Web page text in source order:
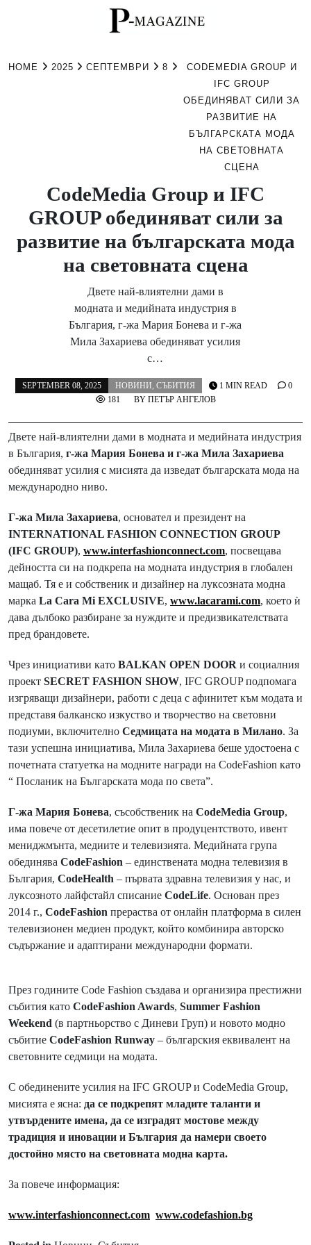
HOME 2025 СЕПТЕМВРИ 8
CODEMEDIA GROUP И
IFC GROUP
ОБЕДИНЯВАТ СИЛИ ЗА
РАЗВИТИЕ НА
БЪЛГАРСКАТА МОДА
НА СВЕТОВНАТА
СЦЕНА
CodeMedia Group и IFC
GROUP обединяват сили за
развитие на българската мода
на световната сцена
Двете най-влиятелни дами в
модната и медийната индустрия в
България, г-жа Мария Бонева и г-жа
Мила Захариева обединяват усилия
с…
SEPTEMBER 08, 2025 НОВИНИ, СЪБИТИЯ
BY ПЕТЪР АНГЕЛОВ
1 MIN READ
0
181
Двете най-влиятелни дами в модната и медийната индустрия
в България, г-жа Мария Бонева и г-жа Мила Захариева
обединяват усилия с мисията да изведат българската мода на
международно ниво.
Г-жа Мила Захариева, основател и президент на
INTERNATIONAL FASHION CONNECTION GROUP
(IFC GROUP), www.interfashionconnect.com, посвещава
дейността си на подкрепа на модната индустрия в глобален
мащаб. Тя е и собственик и дизайнер на луксозната модна
марка La Cara Mi EXCLUSIVE, www.lacarami.com, което ѝ
дава дълбоко разбиране за нуждите и предизвикателствата
пред брандовете.
Чрез инициативи като BALKAN OPEN DOOR и социалния
проект SECRET FASHION SHOW, IFC GROUP подпомага
изгряващи дизайнери, работи с деца с афинитет към модата и
представя балканско изкуство и творчество на световни
подиуми, включително Седмицата на модата в Милано. За
тази успешна инициатива, Мила Захариева беше удостоена с
почетната статуетка на модните награди на CodeFashion като
“ Посланик на Българската мода по света”.
Г-жа Мария Бонева, съсобственик на CodeMedia Group,
има повече от десетилетие опит в продуцентството, ивент
мениджмънта, медиите и телевизията. Медийната група
обединява CodeFashion – единствената модна телевизия в
България, CodeHealth – първата здравна телевизия у нас, и
луксозното лайфстайл списание CodeLife. Основан през
2014 г., CodeFashion прераства от онлайн платформа в силен
телевизионен медиен продукт, който комбинира авторско
съдържание и адаптирани международни формати.
През годините Code Fashion създава и организира престижни
събития като CodeFashion Awards, Summer Fashion
Weekend (в партньорство с Диневи Груп) и новото модно
събитие CodeFashion Runway – българския еквивалент на
световните седмици на модата.
С обединените усилия на IFC GROUP и CodeMedia Group,
мисията е ясна: да се подкрепят младите таланти и
утвърдените имена, да се изградят мостове между
традиция и иновации и България да намери своето
достойно място на световната модна карта.
За повече информация:
www.interfashionconnect.com www.codefashion.bg